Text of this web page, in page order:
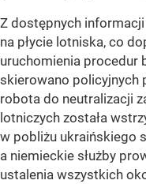
Z dostępnych
na płycie lotniska, co
uruchomienia procedur
skierowano policyjnych
robota do neutralizacji
lotniczych została
w pobliżu ukraińskiego
a niemieckie służby
ustalenia wszystkich